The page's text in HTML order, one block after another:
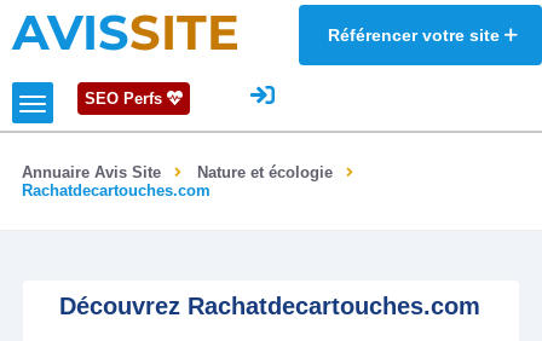
AVISSITE Référencer votre site
SEO Perfs
Annuaire Avis Site
Nature et écologie
Rachatdecartouches.com
Découvrez Rachatdecartouches.com